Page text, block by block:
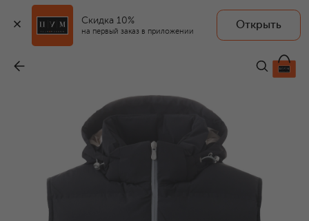
Скидка 10%
на первый заказ в приложении
Открыть
494 500 ₽